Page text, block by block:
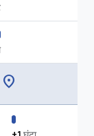
location_on